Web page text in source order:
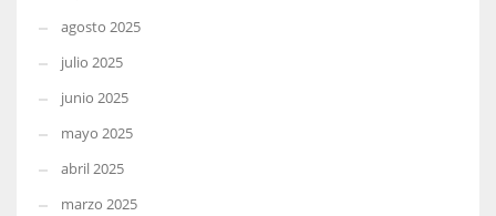
agosto 2025
julio 2025
junio 2025
mayo 2025
abril 2025
marzo 2025